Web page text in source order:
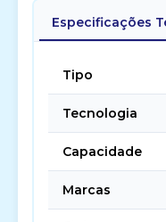
Especificações
Tipo
Tecnologia
Capacidade
Marcas